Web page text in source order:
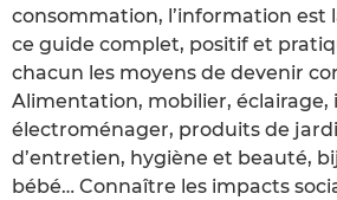
consommation, l’information est
ce guide complet, positif et
chacun les moyens de devenir
Alimentation, mobilier,
électroménager, produits de
d’entretien, hygiène et beauté,
bébé… Connaître les impacts